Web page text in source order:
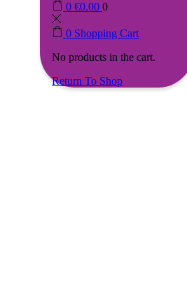
0 €0.00 0
0 Shopping Cart
No products in the cart.
Return To Shop